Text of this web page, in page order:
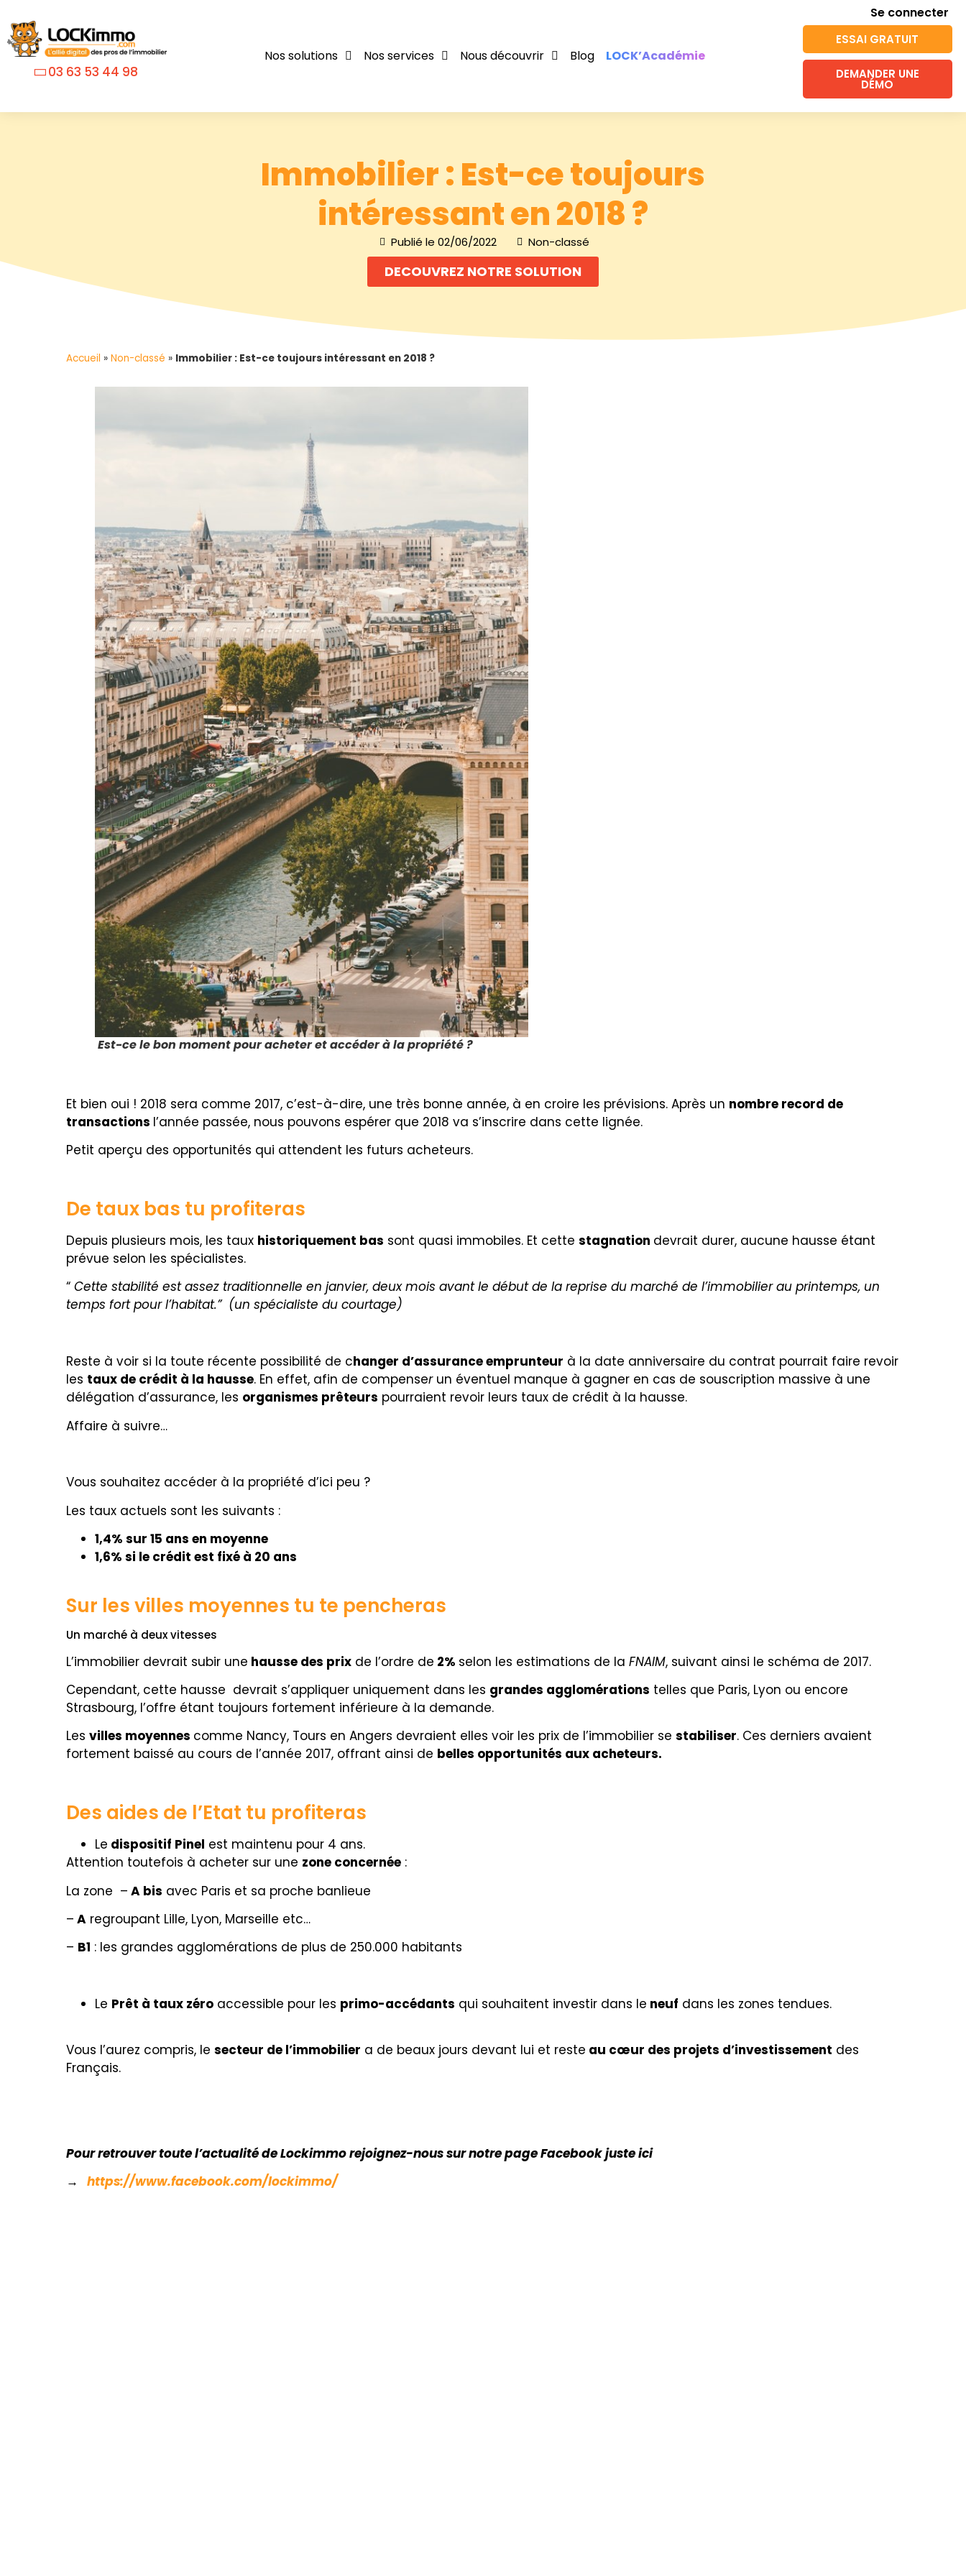
03 63 53 44 98
Nos solutions Nos services Nous découvrir Blog LOCK’Académie
Se connecter
ESSAI GRATUIT
DEMANDER UNE
DÉMO
Immobilier : Est-ce toujours
intéressant en 2018 ?
Publié le 02/06/2022 Non-classé
DECOUVREZ NOTRE SOLUTION
Accueil » Non-classé » Immobilier : Est-ce toujours intéressant en 2018 ?
Est-ce le bon moment pour acheter et accéder à la propriété ?
Et bien oui ! 2018 sera comme 2017, c’est-à-dire, une très bonne année, à en croire les prévisions. Après un nombre record de
transactions l’année passée, nous pouvons espérer que 2018 va s’inscrire dans cette lignée.
Petit aperçu des opportunités qui attendent les futurs acheteurs.
De taux bas tu profiteras
Depuis plusieurs mois, les taux historiquement bas sont quasi immobiles. Et cette stagnation devrait durer, aucune hausse étant
prévue selon les spécialistes.
“ Cette stabilité est assez traditionnelle en janvier, deux mois avant le début de la reprise du marché de l’immobilier au printemps, un
temps fort pour l’habitat.” (un spécialiste du courtage)
Reste à voir si la toute récente possibilité de changer d’assurance emprunteur à la date anniversaire du contrat pourrait faire revoir
les taux de crédit à la hausse. En effet, afin de compenser un éventuel manque à gagner en cas de souscription massive à une
délégation d’assurance, les organismes prêteurs pourraient revoir leurs taux de crédit à la hausse.
Affaire à suivre…
Vous souhaitez accéder à la propriété d’ici peu ?
Les taux actuels sont les suivants :
1,4% sur 15 ans en moyenne
1,6% si le crédit est fixé à 20 ans
Sur les villes moyennes tu te pencheras
Un marché à deux vitesses
L’immobilier devrait subir une hausse des prix de l’ordre de 2% selon les estimations de la FNAIM, suivant ainsi le schéma de 2017.
Cependant, cette hausse devrait s’appliquer uniquement dans les grandes agglomérations telles que Paris, Lyon ou encore
Strasbourg, l’offre étant toujours fortement inférieure à la demande.
Les villes moyennes comme Nancy, Tours en Angers devraient elles voir les prix de l’immobilier se stabiliser. Ces derniers avaient
fortement baissé au cours de l’année 2017, offrant ainsi de belles opportunités aux acheteurs.
Des aides de l’Etat tu profiteras
Le dispositif Pinel est maintenu pour 4 ans.
Attention toutefois à acheter sur une zone concernée :
La zone – A bis avec Paris et sa proche banlieue
– A regroupant Lille, Lyon, Marseille etc…
– B1 : les grandes agglomérations de plus de 250.000 habitants
Le Prêt à taux zéro accessible pour les primo-accédants qui souhaitent investir dans le neuf dans les zones tendues.
Vous l’aurez compris, le secteur de l’immobilier a de beaux jours devant lui et reste au cœur des projets d’investissement des
Français.
Pour retrouver toute l’actualité de Lockimmo rejoignez-nous sur notre page Facebook juste ici
→ https://www.facebook.com/lockimmo/